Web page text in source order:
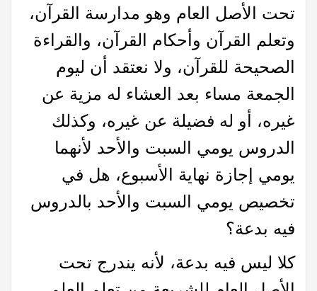
تحت الأصل العام وهو مدارسة القرآن،
وتعلم القرآن وأحكام القرآن، والقراءة
الصحيحة للقرآن، ولا نعتقد أن ليوم
الجمعة مساء بعد العشاء له مزية عن
غيره، أو له فضيلة عن غيره، وكذلك
الدروس يومي السبت والأحد لأنهما
يومي إجازة نهاية الأسبوع، هل في
تخصيص يومي السبت والأحد بالدروس
فيه بدعة؟
كلا ليس فيه بدعة، لأنه يندرج تحت